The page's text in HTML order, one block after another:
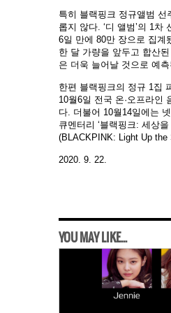
특히 블랙핑크 정규앨범 선
롭지 않다. ‘디 앨범’의 1차
6일 만에 80만 장으로 집계
한 달 가량을 앞두고 합산
은 더욱 늘어날 것으로 예측
한편 블랙핑크의 정규 1집
10월6일 전국 온·오프라인
다. 더불어 10월14일에는
큐멘터리 ‘블랙핑크: 세상
(BLACKPINK: Light Up the
2020. 9. 22.
YOU MAY LIKE...